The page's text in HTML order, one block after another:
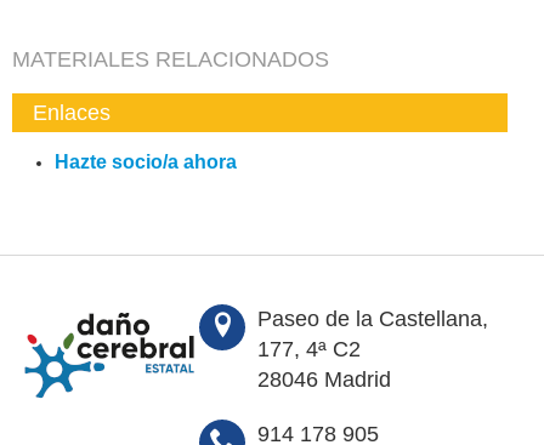
MATERIALES RELACIONADOS
Enlaces
Hazte socio/a ahora
Paseo de la Castellana,
177, 4ª C2
28046 Madrid
914 178 905